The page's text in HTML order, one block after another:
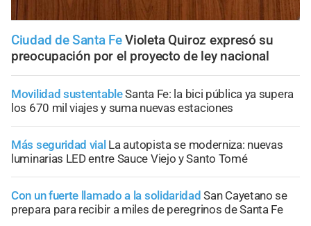
Ciudad de Santa Fe Violeta Quiroz expresó su
preocupación por el proyecto de ley nacional
Movilidad sustentableSanta Fe: la bici pública ya supera
los 670 mil viajes y suma nuevas estaciones
Más seguridad vial La autopista se moderniza: nuevas
luminarias LED entre Sauce Viejo y Santo Tomé
Con un fuerte llamado a la solidaridad San Cayetano se
prepara para recibir a miles de peregrinos de Santa Fe